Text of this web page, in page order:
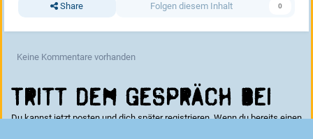
Share Folgen diesem Inhalt 0
Keine Kommentare vorhanden
Tritt dem Gespräch bei
Du kannst jetzt posten und dich später registrieren. Wenn du bereits einen